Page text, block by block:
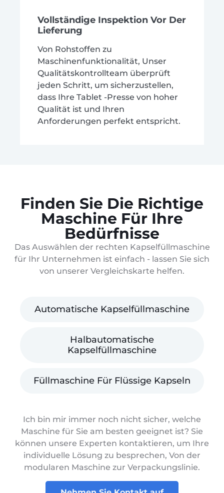
Vollständige Inspektion Vor Der
Lieferung
Von Rohstoffen zu
Maschinenfunktionalität, Unser
Qualitätskontrollteam überprüft
jeden Schritt, um sicherzustellen,
dass Ihre Tablet -Presse von hoher
Qualität ist und Ihren
Anforderungen perfekt entspricht.
Finden Sie Die Richtige
Maschine Für Ihre
Bedürfnisse
Das Auswählen der rechten Kapselfüllmaschine
für Ihr Unternehmen ist einfach - lassen Sie sich
von unserer Vergleichskarte helfen.
Automatische Kapselfüllmaschine
Halbautomatische
Kapselfüllmaschine
Füllmaschine Für Flüssige Kapseln
Ich bin mir immer noch nicht sicher, welche
Maschine für Sie am besten geeignet ist? Sie
können unsere Experten kontaktieren, um Ihre
individuelle Lösung zu besprechen, Von der
modularen Maschine zur Verpackungslinie.